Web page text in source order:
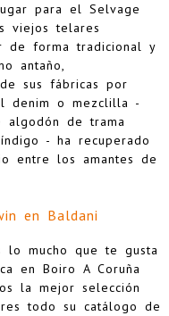
para el Selvage
viejos telares
de forma tradicional y
antaño,
sus fábricas por
denim o mezclilla -
de trama
- ha recuperado
entre los amantes de
en Baldani
lo mucho que te gusta
en Boiro A Coruña
la mejor selección
todo su catálogo de